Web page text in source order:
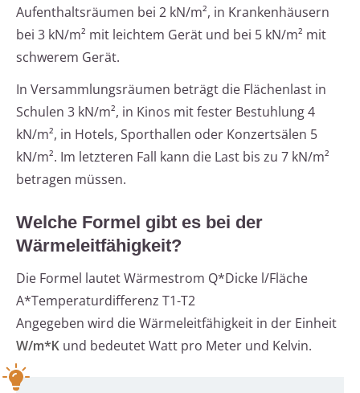
Aufenthaltsräumen bei 2 kN/m², in Krankenhäusern
bei 3 kN/m² mit leichtem Gerät und bei 5 kN/m² mit
schwerem Gerät.
In Versammlungsräumen beträgt die Flächenlast in
Schulen 3 kN/m², in Kinos mit fester Bestuhlung 4
kN/m², in Hotels, Sporthallen oder Konzertsälen 5
kN/m². Im letzteren Fall kann die Last bis zu 7 kN/m²
betragen müssen.
Welche Formel gibt es bei der
Wärmeleitfähigkeit?
Die Formel lautet Wärmestrom Q*Dicke l/Fläche
A*Temperaturdifferenz T1-T2
Angegeben wird die Wärmeleitfähigkeit in der Einheit
W/m*K und bedeutet Watt pro Meter und Kelvin.